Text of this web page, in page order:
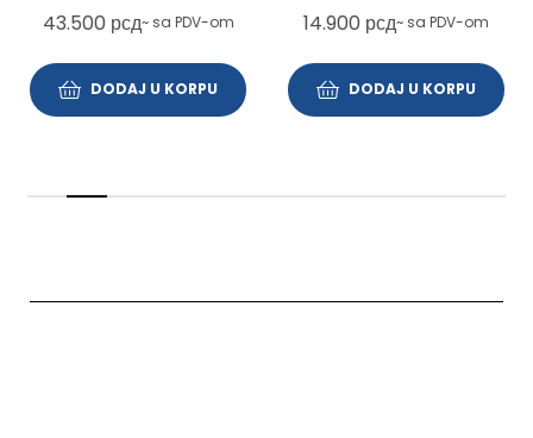
43.500 рсд~ sa PDV-om
DODAJ U KORPU
14.900 рсд~ sa PDV-om
DODAJ U KORPU